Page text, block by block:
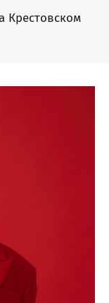
Крестовском